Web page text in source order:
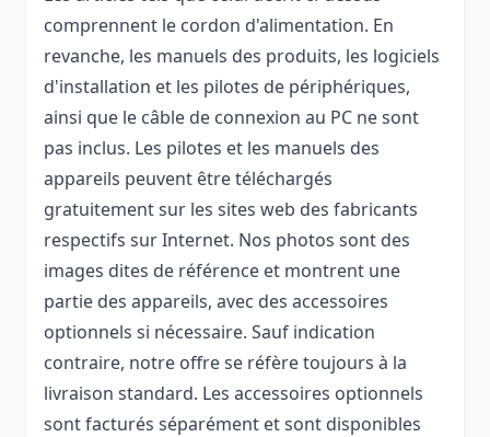
comprennent le cordon d'alimentation. En
revanche, les manuels des produits, les logiciels
d'installation et les pilotes de périphériques,
ainsi que le câble de connexion au PC ne sont
pas inclus. Les pilotes et les manuels des
appareils peuvent être téléchargés
gratuitement sur les sites web des fabricants
respectifs sur Internet. Nos photos sont des
images dites de référence et montrent une
partie des appareils, avec des accessoires
optionnels si nécessaire. Sauf indication
contraire, notre offre se réfère toujours à la
livraison standard. Les accessoires optionnels
sont facturés séparément et sont disponibles